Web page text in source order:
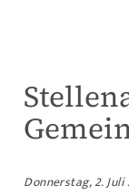
Donnerstag, 2. Juli